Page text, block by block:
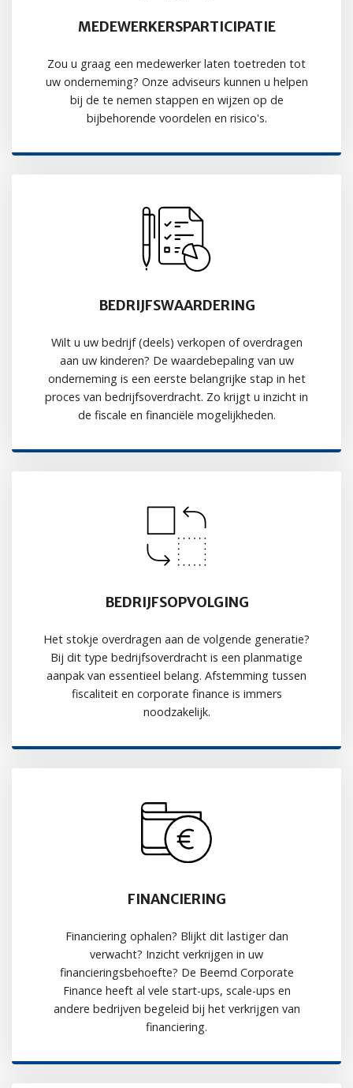
MEDEWERKERSPARTICIPATIE
Zou u graag een medewerker laten toetreden tot
uw onderneming? Onze adviseurs kunnen u helpen
bij de te nemen stappen en wijzen op de
bijbehorende voordelen en risico's.
BEDRIJFSWAARDERING
Wilt u uw bedrijf (deels) verkopen of overdragen
aan uw kinderen? De waardebepaling van uw
onderneming is een eerste belangrijke stap in het
proces van bedrijfsoverdracht. Zo krijgt u inzicht in
de fiscale en financiële mogelijkheden.
BEDRIJFSOPVOLGING
Het stokje overdragen aan de volgende generatie?
Bij dit type bedrijfsoverdracht is een planmatige
aanpak van essentieel belang. Afstemming tussen
fiscaliteit en corporate finance is immers
noodzakelijk.
FINANCIERING
Financiering ophalen? Blijkt dit lastiger dan
verwacht? Inzicht verkrijgen in uw
financieringsbehoefte? De Beemd Corporate
Finance heeft al vele start-ups, scale-ups en
andere bedrijven begeleid bij het verkrijgen van
financiering.